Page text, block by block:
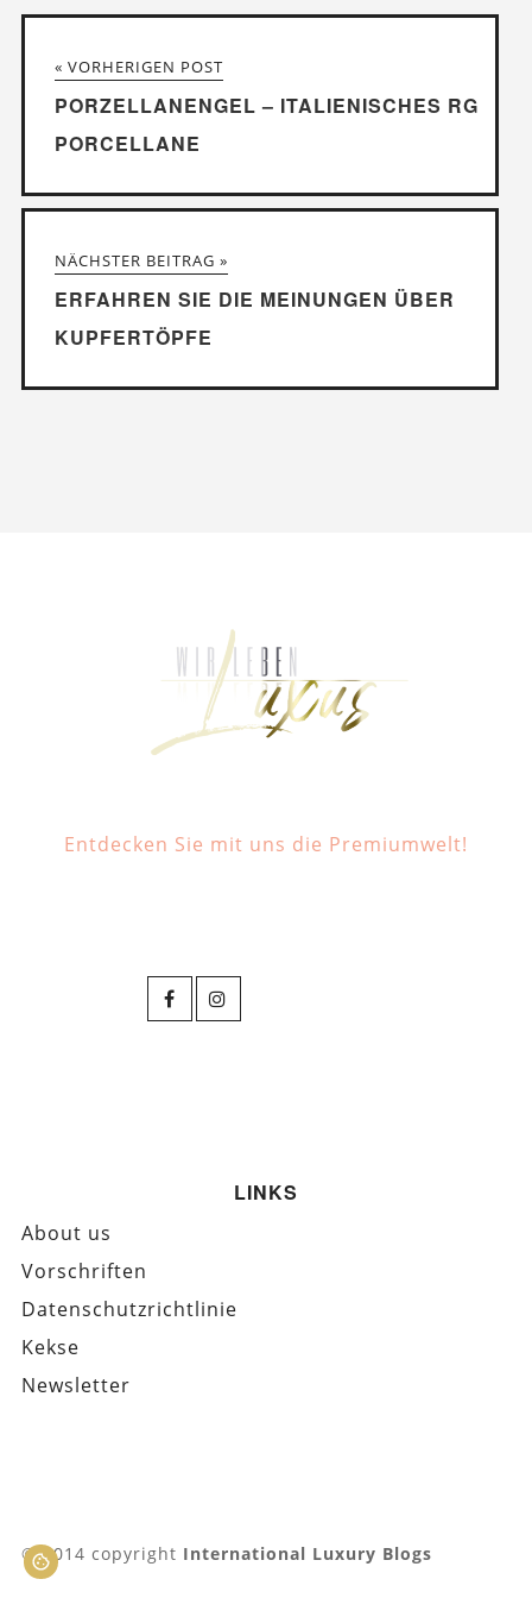
« VORHERIGEN POST
PORZELLANENGEL – ITALIENISCHES RG
PORCELLANE
NÄCHSTER BEITRAG »
ERFAHREN SIE DIE MEINUNGEN ÜBER
KUPFERTÖPFE
Entdecken Sie mit uns die Premiumwelt!
LINKS
About us
Vorschriften
Datenschutzrichtlinie
Kekse
Newsletter
© 2014 copyright International Luxury Blogs